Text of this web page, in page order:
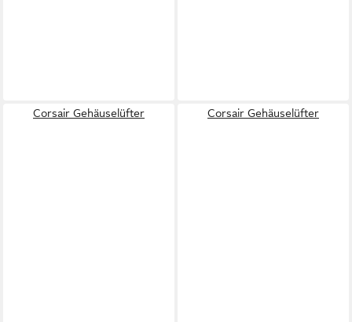
Corsair Gehäuselüfter Corsair Gehäuselüfter